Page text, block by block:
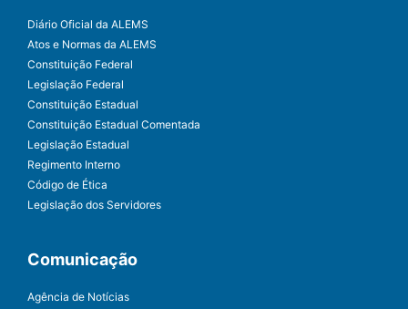
Diário Oficial da ALEMS
Atos e Normas da ALEMS
Constituição Federal
Legislação Federal
Constituição Estadual
Constituição Estadual Comentada
Legislação Estadual
Regimento Interno
Código de Ética
Legislação dos Servidores
Comunicação
Agência de Notícias